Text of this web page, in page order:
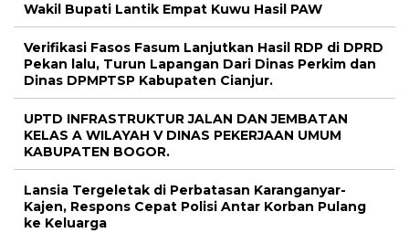
Wakil Bupati Lantik Empat Kuwu Hasil PAW
Verifikasi Fasos Fasum Lanjutkan Hasil RDP di DPRD
Pekan lalu, Turun Lapangan Dari Dinas Perkim dan
Dinas DPMPTSP Kabupaten Cianjur.
UPTD INFRASTRUKTUR JALAN DAN JEMBATAN
KELAS A WILAYAH V DINAS PEKERJAAN UMUM
KABUPATEN BOGOR.
Lansia Tergeletak di Perbatasan Karanganyar-
Kajen, Respons Cepat Polisi Antar Korban Pulang
ke Keluarga